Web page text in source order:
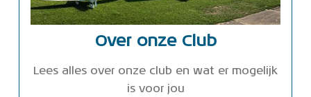
Over onze Club
Lees alles over onze club en wat er mogelijk
is voor jou